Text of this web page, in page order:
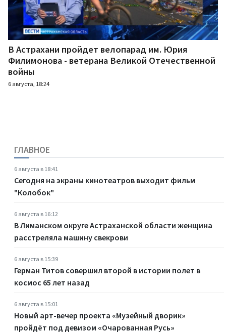
В Астрахани пройдет велопарад им. Юрия
Филимонова - ветерана Великой Отечественной
войны
6 августа, 18:24
ГЛАВНОЕ
6 августа в 18:41
Сегодня на экраны кинотеатров выходит фильм
"Колобок"
6 августа в 16:12
В Лиманском округе Астраханской области женщина
расстреляла машину свекрови
6 августа в 15:39
Герман Титов совершил второй в истории полет в
космос 65 лет назад
6 августа в 15:01
Новый арт-вечер проекта «Музейный дворик»
пройдёт под девизом «Очарованная Русь»